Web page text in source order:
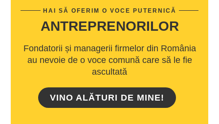
HAI SĂ OFERIM O VOCE PUTERNICĂ
ANTREPRENORILOR
Fondatorii și managerii firmelor din România
au nevoie de o voce comună care să le fie
ascultată
VINO ALĂTURI DE MINE!